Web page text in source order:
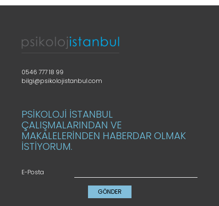
0546 777 18 99
bilgi@psikolojistanbul.com
PSİKOLOJİ İSTANBUL
ÇALIŞMALARINDAN VE
MAKALELERİNDEN HABERDAR OLMAK
İSTİYORUM.
E-Posta
GÖNDER